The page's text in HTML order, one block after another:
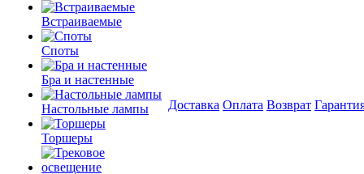
Встраиваемые
Споты
Бра и настенные
Настольные лампы
Торшеры
Доставка Оплата Возврат